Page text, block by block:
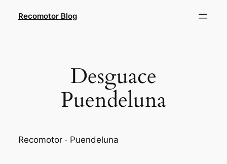
Recomotor Blog
Desguace
Puendeluna
Recomotor · Puendeluna